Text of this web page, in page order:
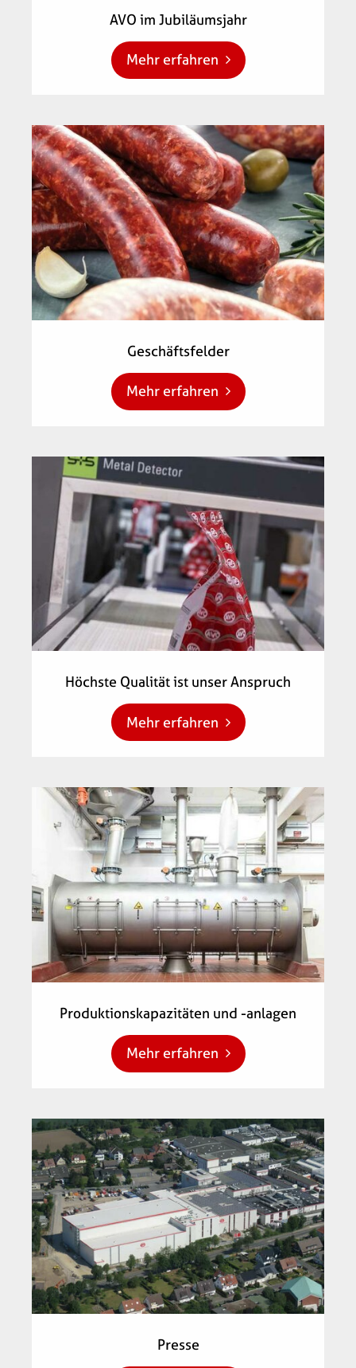
AVO im Jubiläumsjahr
Mehr erfahren
Geschäftsfelder
Mehr erfahren
Höchste Qualität ist unser Anspruch
Mehr erfahren
Produktionskapazitäten und -anlagen
Mehr erfahren
Presse